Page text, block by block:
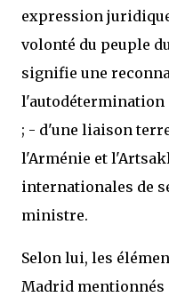
expression
volonté du peuple
signifie une
l'autodétermination
; - d'une liaison
l'Arménie et
internationales de
ministre.
Selon lui, les
Madrid mentionnés